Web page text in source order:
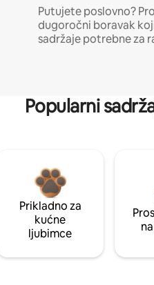
Putujete poslovno?
dugoročni boravak
sadržaje potrebne za
Popularni
Prikladno za
kućne
ljubimce